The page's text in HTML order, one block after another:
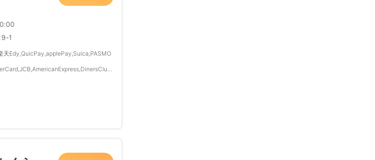
1
天Edy,QuicPay,applePay,Suica,PASMO